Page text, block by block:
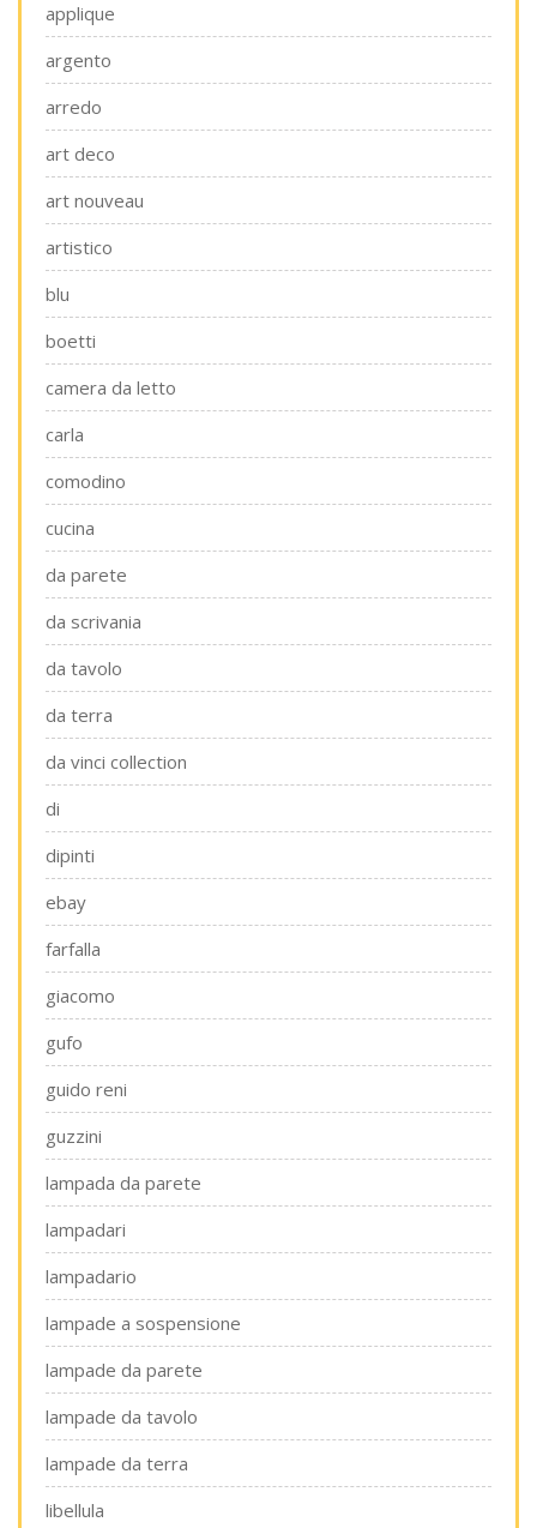
applique
argento
arredo
art deco
art nouveau
artistico
blu
boetti
camera da letto
carla
comodino
cucina
da parete
da scrivania
da tavolo
da terra
da vinci collection
di
dipinti
ebay
farfalla
giacomo
gufo
guido reni
guzzini
lampada da parete
lampadari
lampadario
lampade a sospensione
lampade da parete
lampade da tavolo
lampade da terra
libellula